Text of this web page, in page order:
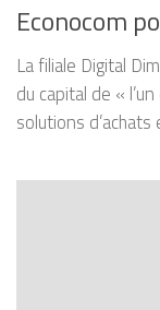
Econocom
La filiale Digital
du capital de «
solutions d’achats